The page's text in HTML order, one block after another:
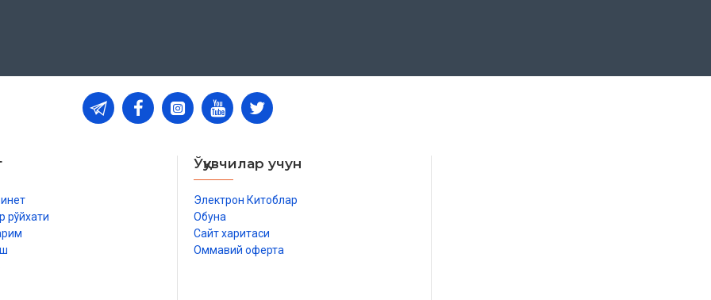
рўйхати
Ўқувчилар учун
Электрон Китоблар
Обуна
Сайт харитаси
Оммавий оферта